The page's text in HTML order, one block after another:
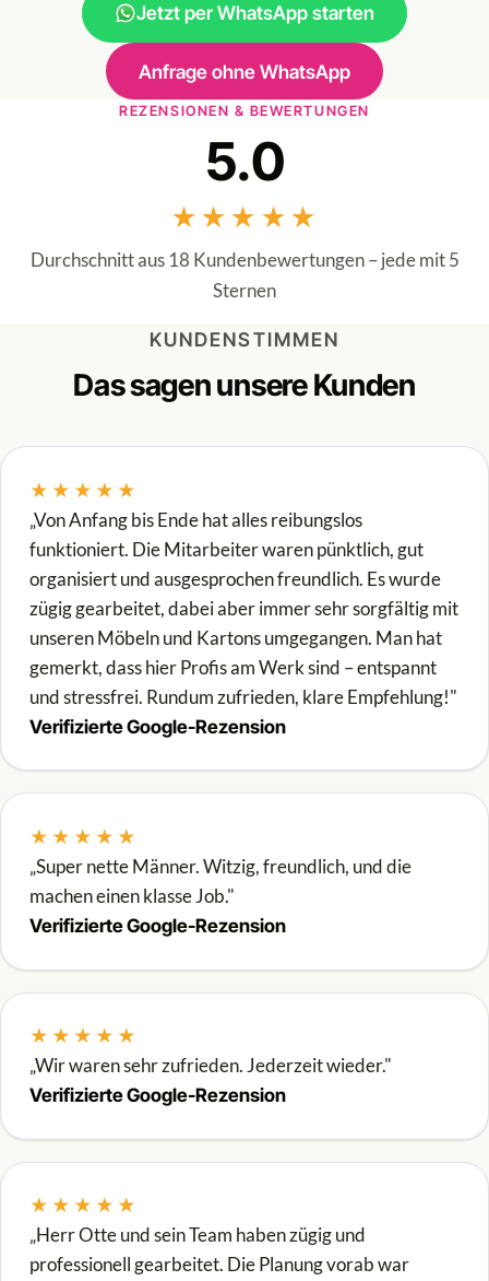
Jetzt per WhatsApp starten
Anfrage ohne WhatsApp
REZENSIONEN & BEWERTUNGEN
5.0
★★★★★
Durchschnitt aus 18 Kundenbewertungen – jede mit 5
Sternen
KUNDENSTIMMEN
Das sagen unsere Kunden
★★★★★
„Von Anfang bis Ende hat alles reibungslos
funktioniert. Die Mitarbeiter waren pünktlich, gut
organisiert und ausgesprochen freundlich. Es wurde
zügig gearbeitet, dabei aber immer sehr sorgfältig mit
unseren Möbeln und Kartons umgegangen. Man hat
gemerkt, dass hier Profis am Werk sind – entspannt
und stressfrei. Rundum zufrieden, klare Empfehlung!"
Verifizierte Google-Rezension
★★★★★
„Super nette Männer. Witzig, freundlich, und die
machen einen klasse Job."
Verifizierte Google-Rezension
★★★★★
„Wir waren sehr zufrieden. Jederzeit wieder."
Verifizierte Google-Rezension
★★★★★
„Herr Otte und sein Team haben zügig und
professionell gearbeitet. Die Planung vorab war